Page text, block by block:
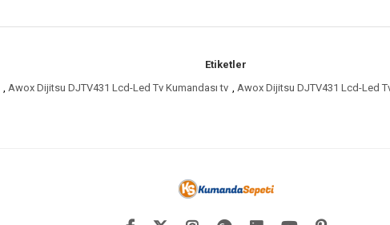
Etiketler
, Awox Dijitsu DJTV431 Lcd-Led Tv Kumandası tv , Awox Dijitsu DJTV431 Lcd-Led